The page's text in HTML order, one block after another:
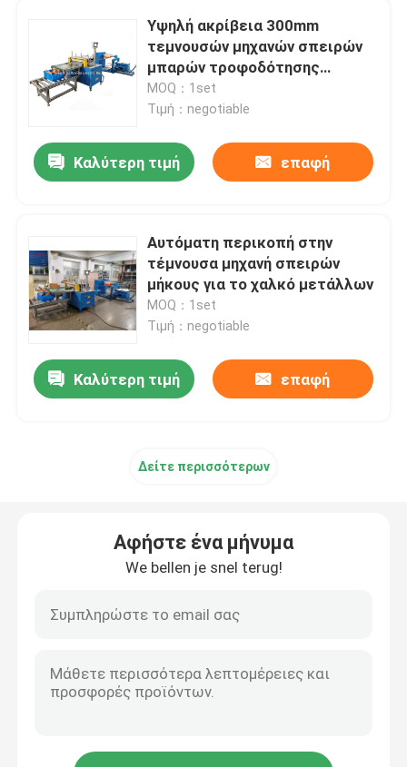
Προϊόντα
Περίπου εμείς
Υψηλή ακρίβεια 300mm
τεμνουσών μηχανών σπειρών
μπαρών τροφοδότησης
πλάτος
MOQ：1set
Τιμή：negotiable
Καλύτερη τιμή επαφή
Αυτόματη περικοπή στην
τέμνουσα μηχανή σπειρών
μήκους για το χαλκό μετάλλων
MOQ：1set
Τιμή：negotiable
Καλύτερη τιμή επαφή
Δείτε περισσότερων
Αφήστε ένα μήνυμα
We bellen je snel terug!